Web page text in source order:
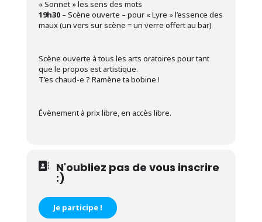
« Sonnet » les sens des mots
19h30 – Scène ouverte – pour « Lyre » l’essence des
maux (un vers sur scène = un verre offert au bar)
Scène ouverte à tous les arts oratoires pour tant
que le propos est artistique.
T’es chaud-e ? Ramène ta bobine !
Évènement à prix libre, en accès libre.
N'oubliez pas de vous inscrire
:)
Je participe !